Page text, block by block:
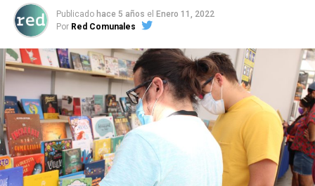
Publicado hace 5 años el Enero 11, 2022
Por Red Comunales